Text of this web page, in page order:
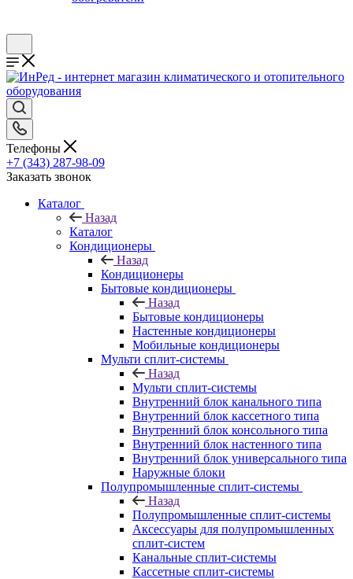
Телефоны
+7 (343) 287-98-09
Заказать звонок
Каталог
Назад
Каталог
Кондиционеры
Назад
Кондиционеры
Бытовые кондиционеры
Назад
Бытовые кондиционеры
Настенные кондиционеры
Мобильные кондиционеры
Мульти сплит-системы
Назад
Мульти сплит-системы
Внутренний блок канального типа
Внутренний блок кассетного типа
Внутренний блок консольного типа
Внутренний блок настенного типа
Внутренний блок универсального типа
Наружные блоки
Полупромышленные сплит-системы
Назад
Полупромышленные сплит-системы
Аксессуары для полупромышленных
сплит-систем
Канальные сплит-системы
Кассетные сплит-системы